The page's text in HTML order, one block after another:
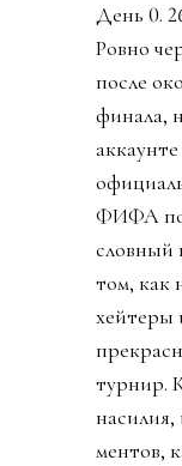
День 0.
Ровно
после
финала,
ФИФА
словный
том, как
хейтеры
турнир.
насилия,
ментов,